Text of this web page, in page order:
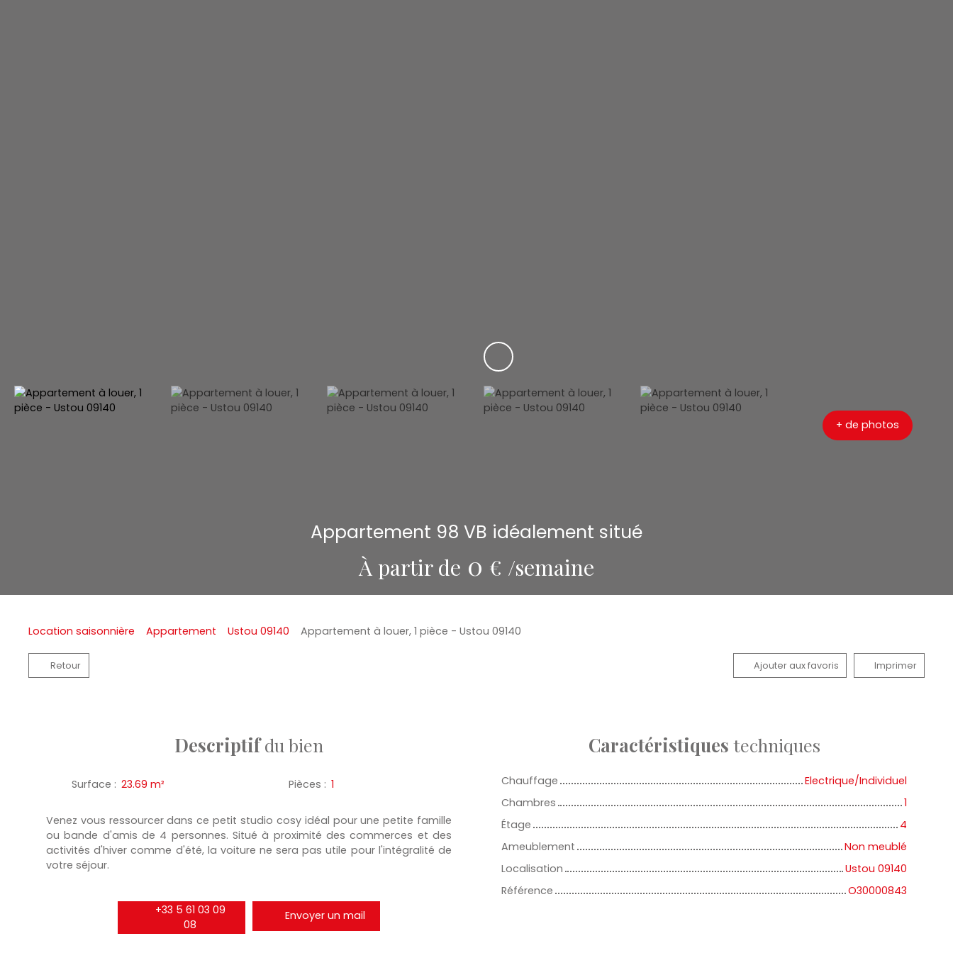
+ de photos
Appartement 98 VB idéalement situé
À partir de 0 € /semaine
Location saisonnière Appartement Ustou 09140 Appartement à louer, 1 pièce - Ustou 09140
Retour Ajouter aux favoris Imprimer
Descriptifdu bien
Surface : 23.69 m² Pièces : 1
Venez vous ressourcer dans ce petit studio cosy idéal pour une petite famille
ou bande d'amis de 4 personnes. Situé à proximité des commerces et des
activités d'hiver comme d'été, la voiture ne sera pas utile pour l'intégralité de
votre séjour.
+33 5 61 03 09
08
Envoyer un mail
Caractéristiques techniques
Chauffage
Electrique/Individuel
Chambres
1
Étage
4
Ameublement
Non meublé
Localisation
Ustou 09140
Référence
O30000843